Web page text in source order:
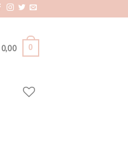
0,00 0